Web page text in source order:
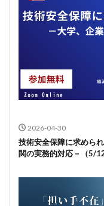
2026-04-30
技術安全保障に求めら
関の実務的対応－（5/